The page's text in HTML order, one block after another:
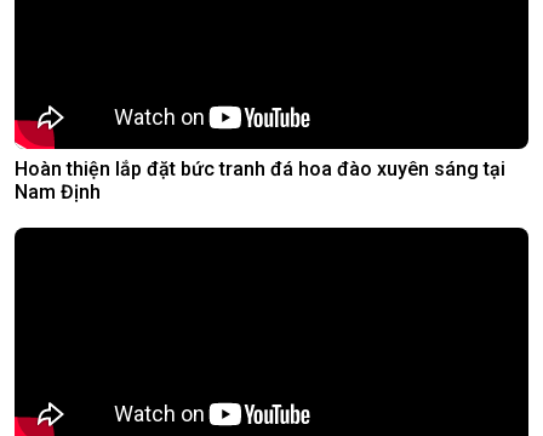
Hoàn thiện lắp đặt bức tranh đá hoa đào xuyên sáng tại
Nam Định